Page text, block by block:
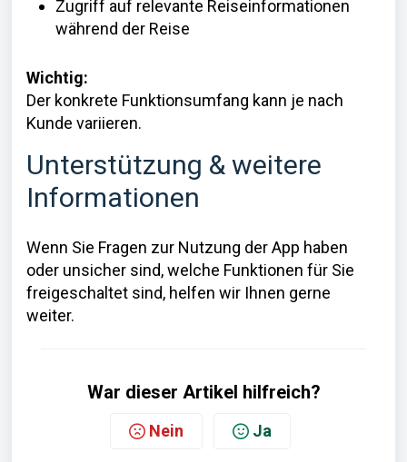
Zugriff auf relevante Reiseinformationen
während der Reise
Wichtig:
Der konkrete Funktionsumfang kann je nach
Kunde variieren.
Unterstützung & weitere
Informationen
Wenn Sie Fragen zur Nutzung der App haben
oder unsicher sind, welche Funktionen für Sie
freigeschaltet sind, helfen wir Ihnen gerne
weiter.
War dieser Artikel hilfreich?
Nein Ja